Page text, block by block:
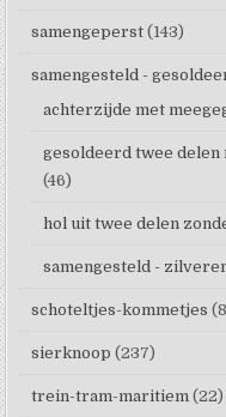
samengeperst (143)
samengesteld -
achterzijde met
gesoldeerd twee delen
(46)
hol uit twee delen
samengesteld -
schoteltjes-kommetjes
sierknoop (237)
trein-tram-maritiem (22)